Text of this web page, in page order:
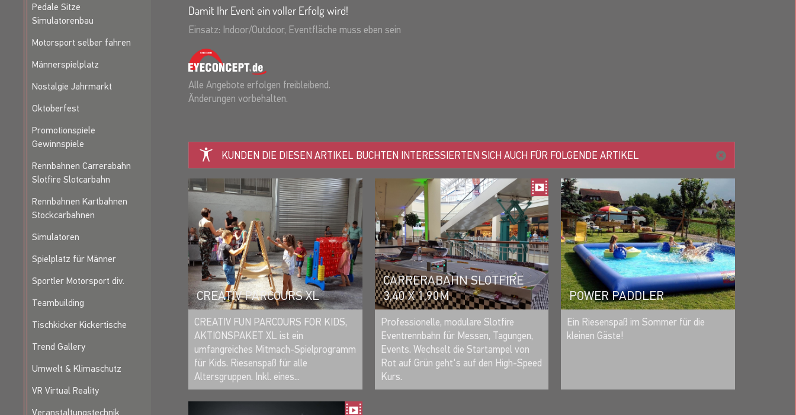
Pedale Sitze
Simulatorenbau
Motorsport selber fahren
Männerspielplatz
Nostalgie Jahrmarkt
Oktoberfest
Promotionspiele
Gewinnspiele
Rennbahnen Carrerabahn
Slotfire Slotcarbahn
Rennbahnen Kartbahnen
Stockcarbahnen
Simulatoren
Spielplatz für Männer
Sportler Motorsport div.
Teambuilding
Tischkicker Kickertische
Trend Gallery
Umwelt & Klimaschutz
VR Virtual Reality
Veranstaltungstechnik
Damit Ihr Event ein voller Erfolg wird!
Einsatz: Indoor/Outdoor, Eventfläche muss eben sein
Alle Angebote erfolgen freibleibend.
Änderungen vorbehalten.
KUNDEN DIE DIESEN ARTIKEL BUCHTEN INTERESSIERTEN SICH AUCH FÜR FOLGENDE ARTIKEL
CREATIV PARCOURS XL
MERKEN
CREATIV FUN PARCOURS FOR KIDS,
AKTIONSPAKET XL ist ein
umfangreiches Mitmach-Spielprogramm
für Kids. Riesenspaß für alle
Altersgruppen. Inkl. eines...
CARRERABAHN SLOTFIRE
3,40 X 1,90M
MERKEN
Professionelle, modulare Slotfire
Eventrennbahn für Messen, Tagungen,
Events. Wechselt die Startampel von
Rot auf Grün geht's auf den High-Speed
Kurs.
POWER PADDLER
MERKEN
Ein Riesenspaß im Sommer für die
kleinen Gäste!